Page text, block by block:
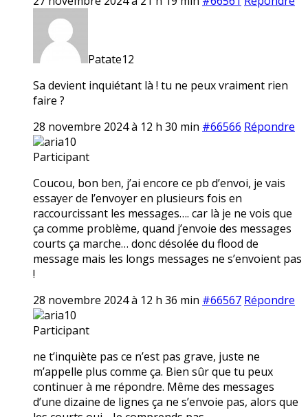
Patate12
Sa devient inquiétant là ! tu ne peux vraiment rien
faire ?
28 novembre 2024 à 12 h 30 min #66566 Répondre
aria10
Participant
Coucou, bon ben, j’ai encore ce pb d’envoi, je vais
essayer de l’envoyer en plusieurs fois en
raccourcissant les messages…. car là je ne vois que
ça comme problème, quand j’envoie des messages
courts ça marche… donc désolée du flood de
message mais les longs messages ne s’envoient pas
!
28 novembre 2024 à 12 h 36 min #66567 Répondre
aria10
Participant
ne t’inquiète pas ce n’est pas grave, juste ne
m’appelle plus comme ça. Bien sûr que tu peux
continuer à me répondre. Même des messages
d’une dizaine de lignes ça ne s’envoie pas, alors que